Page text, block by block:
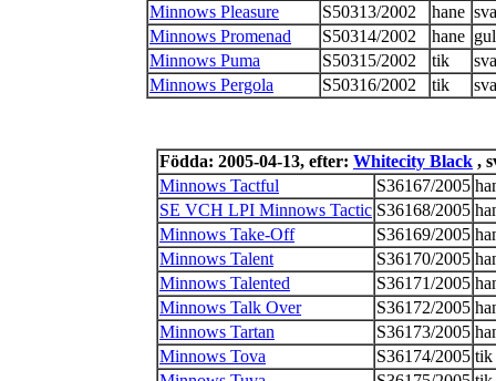
Minnows Pleasure
S50313/2002 hane
Minnows Promenad
S50314/2002 hane gul
Minnows Puma
S50315/2002 tik
Minnows Pergola
S50316/2002 tik
Födda: 2005-04-13, efter: Whitecity Black ,
Minnows Tactful
S36167/2005
SE VCH LPI Minnows Tactic S36168/2005
Minnows Take-Off
S36169/2005
Minnows Talent
S36170/2005
Minnows Talented
S36171/2005
Minnows Talk Over
S36172/2005
Minnows Tartan
S36173/2005
Minnows Tova
S36174/2005 tik